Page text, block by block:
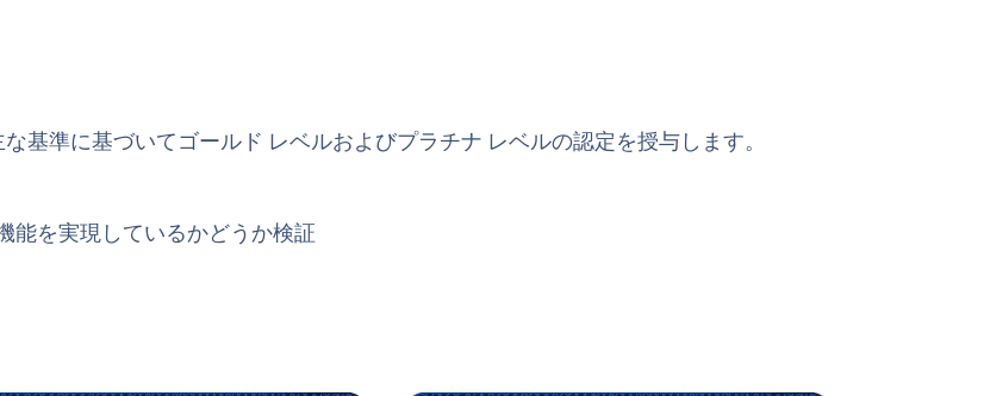
基準に基づいてゴールド レベルおよびプラチナ レベルの認定を授与します。
能を実現しているかどうか検証